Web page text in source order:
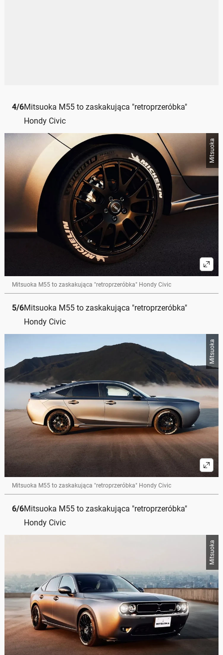
4/6Mitsuoka M55 to zaskakująca "retroprzeróbka"
Hondy Civic
Mitsuoka
Mitsuoka M55 to zaskakująca "retroprzeróbka" Hondy Civic
5/6Mitsuoka M55 to zaskakująca "retroprzeróbka"
Hondy Civic
Mitsuoka
Mitsuoka M55 to zaskakująca "retroprzeróbka" Hondy Civic
6/6Mitsuoka M55 to zaskakująca "retroprzeróbka"
Hondy Civic
Mitsuoka